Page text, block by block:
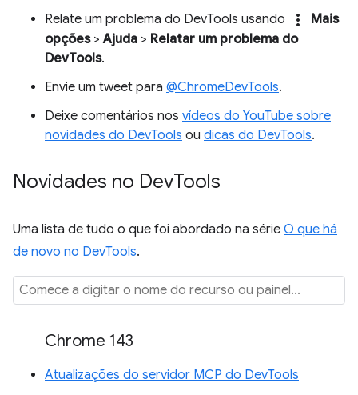
Relate um problema do DevTools usando
more_vert
Mais
opções>Ajuda > Relatar um problema do
DevTools.
Envie um tweet para @ChromeDevTools.
Deixe comentários nos vídeos do YouTube sobre
novidades do DevTools ou dicas do DevTools.
Novidades no DevTools
Uma lista de tudo o que foi abordado na série O que há
de novo no DevTools.
Chrome 143
Atualizações do servidor MCP do DevTools